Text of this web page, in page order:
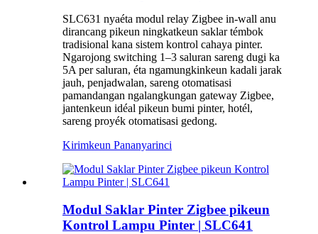
SLC631 nyaéta modul relay Zigbee in-wall anu
dirancang pikeun ningkatkeun saklar témbok
tradisional kana sistem kontrol cahaya pinter.
Ngarojong switching 1–3 saluran sareng dugi ka
5A per saluran, éta ngamungkinkeun kadali jarak
jauh, penjadwalan, sareng otomatisasi
pamandangan ngalangkungan gateway Zigbee,
jantenkeun idéal pikeun bumi pinter, hotél,
sareng proyék otomatisasi gedong.
Kirimkeun Pananyarinci
Modul Saklar Pinter Zigbee pikeun
Kontrol Lampu Pinter | SLC641